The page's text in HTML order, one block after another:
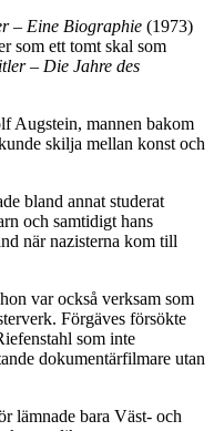
– Eine Biographie (1973)
som ett tomt skal som
– Die Jahre des
Augstein, mannen bakom
skilja mellan konst och
bland annat studerat
och samtidigt hans
när nazisterna kom till
var också verksam som
Förgäves försökte
som inte
dokumentärfilmare utan
lämnade bara Väst- och